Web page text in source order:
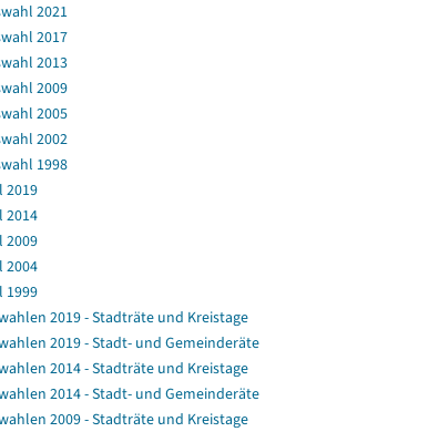
2021
2017
2013
2009
2005
2002
1998
2019
2014
2009
2004
1999
2019 - Stadträte und Kreistage
2019 - Stadt- und Gemeinderäte
2014 - Stadträte und Kreistage
2014 - Stadt- und Gemeinderäte
2009 - Stadträte und Kreistage